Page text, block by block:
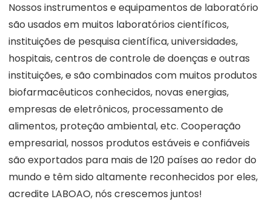
Nossos instrumentos e equipamentos de laboratório
são usados em muitos laboratórios científicos,
instituições de pesquisa científica, universidades,
hospitais, centros de controle de doenças e outras
instituições, e são combinados com muitos produtos
biofarmacêuticos conhecidos, novas energias,
empresas de eletrônicos, processamento de
alimentos, proteção ambiental, etc. Cooperação
empresarial, nossos produtos estáveis e confiáveis
são exportados para mais de 120 países ao redor do
mundo e têm sido altamente reconhecidos por eles,
acredite LABOAO, nós crescemos juntos!